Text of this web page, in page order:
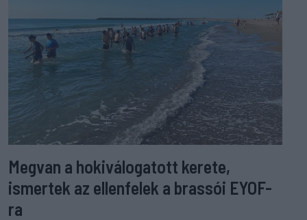
Megvan a hokiválogatott kerete,
ismertek az ellenfelek a brassói EYOF-
ra